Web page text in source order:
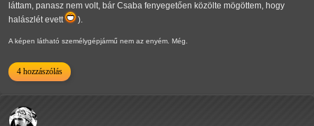
láttam, panasz nem volt, bár Csaba fenyegetően közölte mögöttem, hogy
halászlét evett
).
A képen látható személygépjármű nem az enyém. Még.
4 hozzászólás